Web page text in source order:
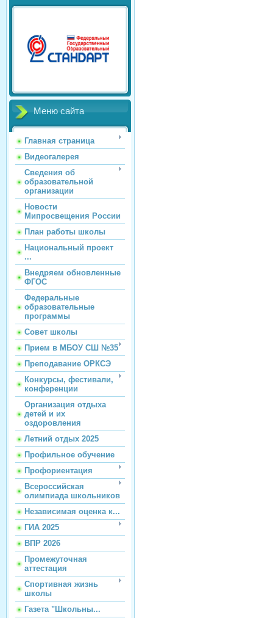
Меню сайта
Главная страница
Видеогалерея
Сведения об
образовательной
организации
Новости
Мипросвещения России
План работы школы
Национальный проект
...
Внедряем обновленные
ФГОС
Федеральные
образовательные
программы
Совет школы
Прием в МБОУ СШ №35
Преподавание ОРКСЭ
Конкурсы, фестивали,
конференции
Организация отдыха
детей и их
оздоровления
Летний отдых 2025
Профильное обучение
Профориентация
Всероссийская
олимпиада школьников
Независимая оценка к...
ГИА 2025
ВПР 2026
Промежуточная
аттестация
Спортивная жизнь
школы
Газета "Школьны...